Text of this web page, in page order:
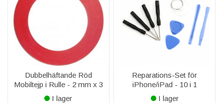
Dubbelhäftande Röd
Mobiltejp i Rulle - 2 mm x 3
M
I lager
Reparations-Set för
iPhone/iPad - 10 i 1
I lager